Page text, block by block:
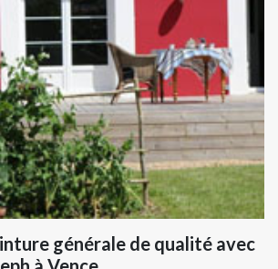
générale de qualité avec